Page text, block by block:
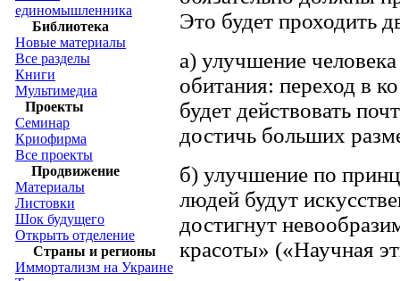
единомышленника
Библиотека
Новые материалы
Все разделы
Книги
Мультимедиа
Проекты
Семинар
Криофирма
Все проекты
Продвижение
Материалы
Листовки
Шок будущего
Открыть отделение
Страны и регионы
Иммортализм на Украине
Это будет проходить
а) улучшение
обитания: переход в
будет действовать
достичь больших
б) улучшение по
людей будут
достигнут
красоты» («Научная